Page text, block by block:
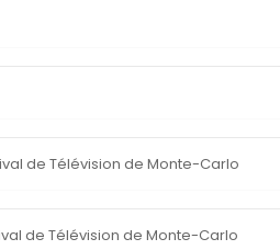
de Télévision de Monte-Carlo
de Télévision de Monte-Carlo